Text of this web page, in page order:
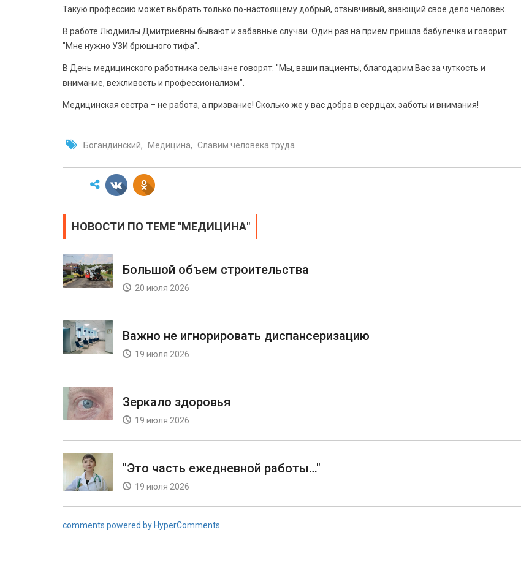
Такую профессию может выбрать только по-настоящему добрый, отзывчивый, знающий своё дело человек.
В работе Людмилы Дмитриевны бывают и забавные случаи. Один раз на приём пришла бабулечка и говорит:
"Мне нужно УЗИ брюшного тифа".
В День медицинского работника сельчане говорят: "Мы, ваши пациенты, благодарим Вас за чуткость и
внимание, вежливость и профессионализм".
Медицинская сестра – не работа, а призвание! Сколько же у вас добра в сердцах, заботы и внимания!
Богандинский Медицина Славим человека труда
НОВОСТИ ПО ТЕМЕ "МЕДИЦИНА"
Большой объем строительства
20 июля 2026
Важно не игнорировать диспансеризацию
19 июля 2026
Зеркало здоровья
19 июля 2026
"Это часть ежедневной работы…"
19 июля 2026
comments powered by HyperComments